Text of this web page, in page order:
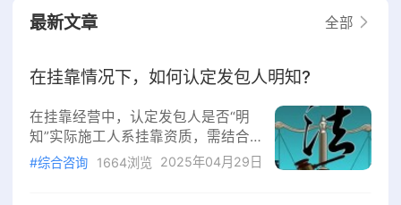
最新文章 全部
在挂靠情况下，如何认定发包人明知?
在挂靠经营中，认定发包人是否“明
知”实际施工人系挂靠资质，需结合
客观证据与交易习惯综合判断，具体
#综合咨询 1664浏览 2025年04月29日